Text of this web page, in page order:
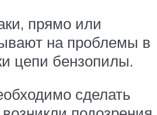
прямо или
на проблемы в
цепи бензопилы.
сделать